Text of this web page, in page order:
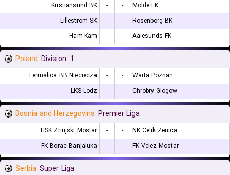
Kristiansund BK - -
Molde FK
Lillestrom SK
- -
Rosenborg BK
Ham-Kam
- - Aalesunds FK
Poland 1. Division
Termalica BB Nieciecza - -
Warta Poznan
LKS Lodz
- - Chrobry Glogow
Bosnia and Herzegovina Premier Liga
HSK Zrinjski Mostar - -
NK Celik Zenica
FK Borac Banjaluka
- - FK Velez Mostar
Serbia Super Liga